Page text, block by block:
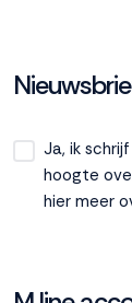
Ja, ik
hoogte
hier meer